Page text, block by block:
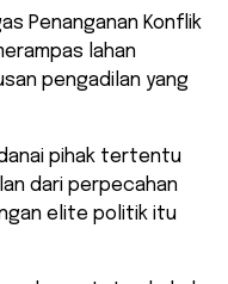
Penanganan Konflik
lahan
pengadilan yang
pihak tertentu
dari perpecahan
elite politik itu